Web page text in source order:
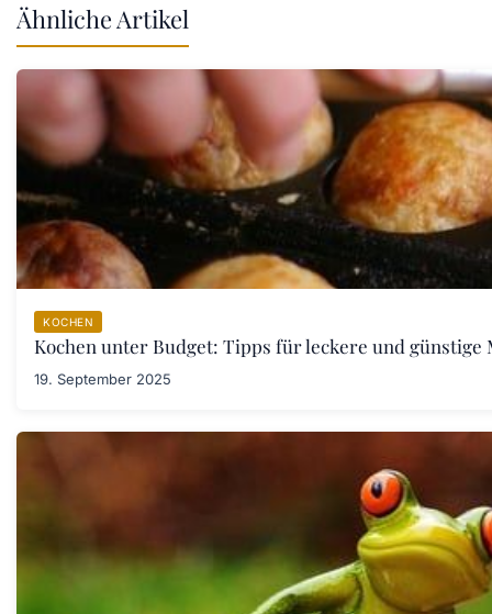
Ähnliche Artikel
KOCHEN
Kochen unter Budget: Tipps für leckere und günstige
19. September 2025